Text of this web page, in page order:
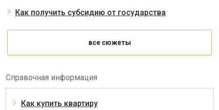
Как получить субсидию от государства
все сюжеты
Справочная информация
Как купить квартиру